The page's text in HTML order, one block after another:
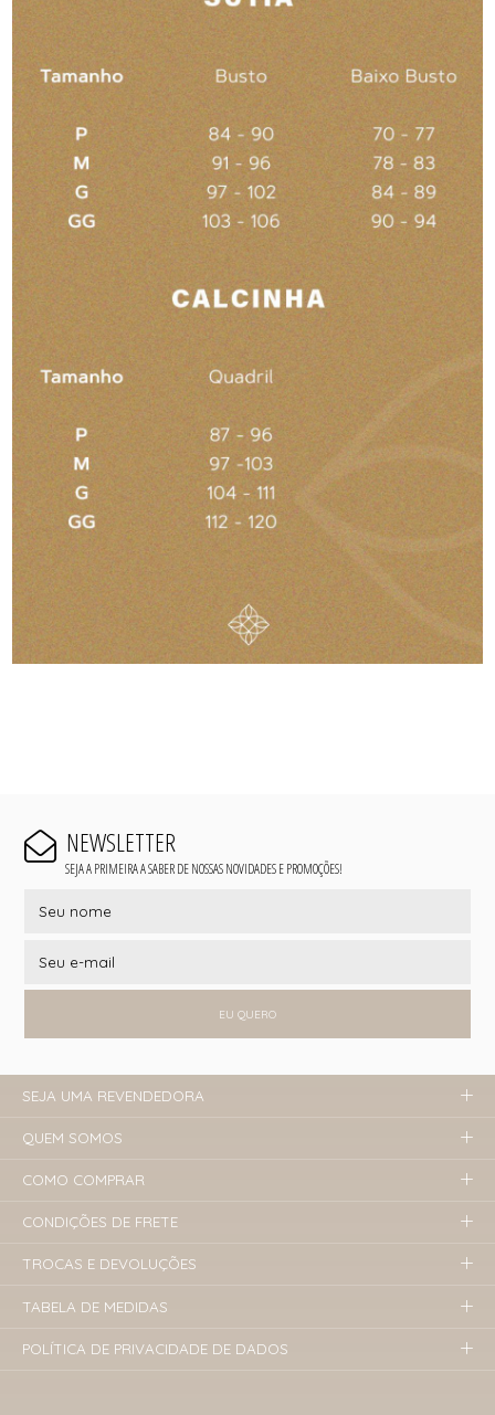
NEWSLETTER
SEJA A PRIMEIRA A SABER DE NOSSAS NOVIDADES E PROMOÇÕES!
EU QUERO
SEJA UMA REVENDEDORA
QUEM SOMOS
COMO COMPRAR
CONDIÇÕES DE FRETE
TROCAS E DEVOLUÇÕES
TABELA DE MEDIDAS
POLÍTICA DE PRIVACIDADE DE DADOS